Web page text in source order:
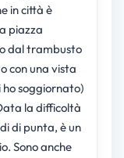
in città è
piazza
dal trambusto
con una vista
ho soggiornato)
la difficoltà
di punta, è un
Sono anche